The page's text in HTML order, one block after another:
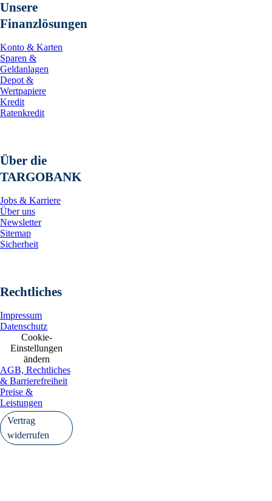
Unsere
Finanzlösungen
Konto & Karten
Sparen &
Geldanlagen
Depot &
Wertpapiere
Kredit
Ratenkredit
Über die
TARGOBANK
Jobs & Karriere
Über uns
Newsletter
Sitemap
Sicherheit
Rechtliches
Impressum
Datenschutz
Cookie-
Einstellungen
ändern
AGB, Rechtliches
& Barrierefreiheit
Preise &
Leistungen
Vertrag
widerrufen